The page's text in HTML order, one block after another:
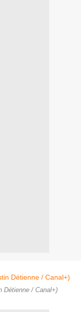
Détienne / Canal+)